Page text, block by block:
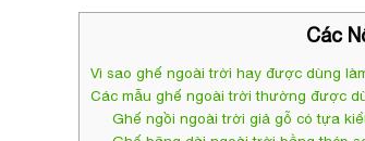
Các
Vì sao ghế ngoài trời hay được dùng
Các mẫu ghế ngoài trời thường được
Ghế ngồi ngoài trời giả gỗ có tựa